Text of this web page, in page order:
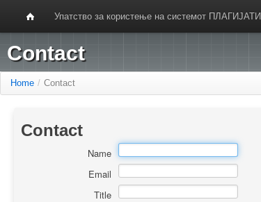
Упатство за користење на системот ПЛАГИЈАТИ
Contact
Home / Contact
Contact
Name
Email
Title